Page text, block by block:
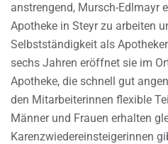
anstrengend, Mursch-Edlmayr
Apotheke in Steyr zu arbeiten
Selbstständigkeit als
sechs Jahren eröffnet sie im
Apotheke, die schnell gut
den Mitarbeiterinnen flexible
Männer und Frauen erhalten
Karenzwiedereinsteigerinnen